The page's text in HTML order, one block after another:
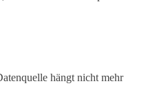
hängt nicht mehr